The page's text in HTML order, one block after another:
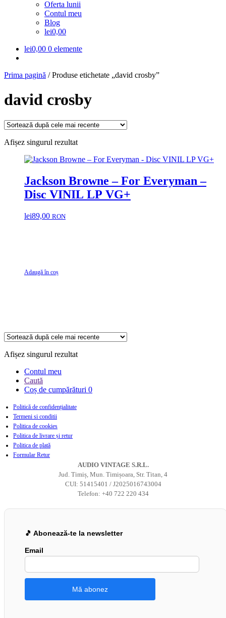
Oferta lunii
Contul meu
Blog
lei0,00
lei0,00 0 elemente
Prima pagină /Produse etichetate „david crosby”
david crosby
Afișez singurul rezultat
Jackson Browne – For Everyman –
Disc VINIL LP VG+
lei89,00 RON
Adaugă în coș
Afișez singurul rezultat
Contul meu
Caută
Coș de cumpărături 0
Politică de confidențialitate
Termeni si conditii
Politica de cookies
Politica de livrare și retur
Politica de plată
Formular Retur
AUDIO VINTAGE S.R.L.
Jud. Timiș, Mun. Timișoara, Str. Titan, 4
CUI: 51415401 / J2025016743004
Telefon: +40 722 220 434
🎵 Abonează-te la newsletter
Email